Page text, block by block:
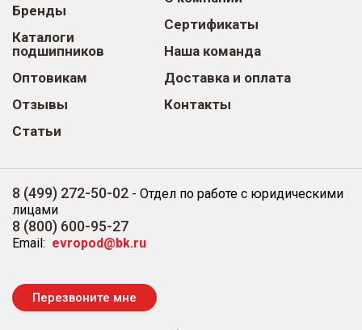
Бренды
Каталоги
подшипников
Оптовикам
Отзывы
Статьи
Сертификаты
Наша команда
Доставка и оплата
Контакты
8 (499) 272-50-02 - Отдел по работе с юридическими
лицами
8 (800) 600-95-27
Email: evropod@bk.ru
Перезвоните мне